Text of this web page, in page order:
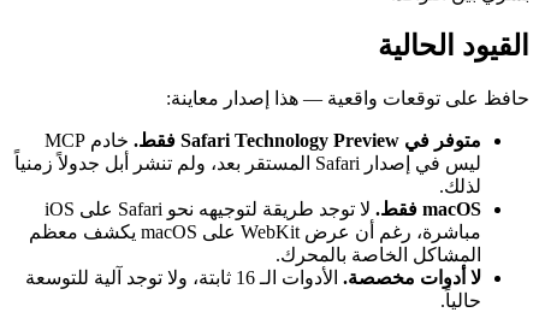
القيود الحالية
حافظ على توقعات واقعية — هذا إصدار معاينة:
متوفر في Safari Technology Preview فقط.
خادم MCP
ليس في إصدار Safari المستقر بعد، ولم تنشر أبل جدولاً زمنياً
لذلك.
macOS فقط.
لا توجد طريقة لتوجيهه نحو Safari على iOS
مباشرة، رغم أن عرض WebKit على macOS يكشف معظم
المشاكل الخاصة بالمحرك.
لا أدوات مخصصة.
الأدوات الـ 16 ثابتة، ولا توجد آلية للتوسعة
حالياً.